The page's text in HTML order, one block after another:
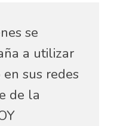
se
a utilizar
sus redes
de la